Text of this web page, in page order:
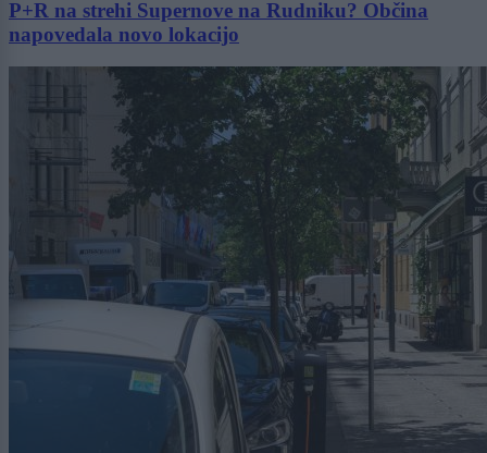
P+R na strehi Supernove na Rudniku? Občina
napovedala novo lokacijo